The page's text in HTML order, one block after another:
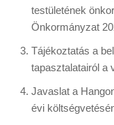
testületének
Önkormányzat
Tájékoztatás a
tapasztalatairól a
Javaslat a
évi